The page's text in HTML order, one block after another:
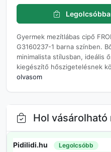
Gyermek mezítlábas cipő
G3160237-1 barna színben.
minimalista stílusban, ideális
kiegészítő hőszigetelésnek
olvasom
Hol
Pidilidi.hu Legolcsóbb